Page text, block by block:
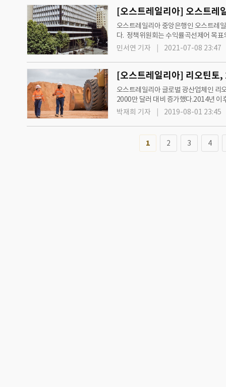
[오스트레일리아] 오스트레
오스트레일리아 중앙은행인 오스트레
다. 정책위원회는 수익률곡선제어 목
프로그램의 채권구매 2회는 9월초에
민서연 기자 2021-07-08 23:47
[오스트레일리아] 리오틴
오스트레일리아 글로벌 광산업체인
2000만 달러 대비 증가했다.2014년 이
로 상승했기 때문이다. 동기간 매출액
박재희 기자 2019-08-01 23:45
1 2 3 4